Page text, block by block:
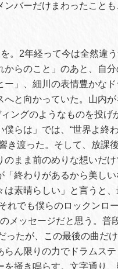
バーだけまわったこと
。2年経って今は全然違
らのこと」のあと、自分
」、細川の表情豊かな
と向かっていた。山内
ングのようなものを投げ
僕らは」では、“世界よ終
き渡った。そして、放課
まま前のめりな想いだけ
終わりがあるから美しい
素晴らしい」と言うと
れでも僕らのロックンロ
メッセージだと思う。普
ったが、この最後の曲だ
ん限りの力でドラムス
掻き鳴らす。文字通り、